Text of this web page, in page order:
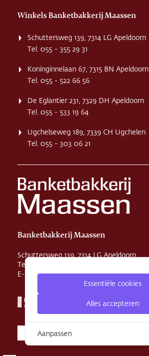
Winkels Banketbakkerij Maassen
Schuttersweg 139, 7314 LG Apeldoorn
Tel. 055 - 355 29 31
Koninginnelaan 67, 7315 BN Apeldoorn
Tel. 055 - 522 66 56
De Eglantier 231, 7329 DH Apeldoorn
Tel. 055 - 533 19 64
Ugchelseweg 189, 7339 CH Ugchelen
Tel. 055 - 303 06 21
Banketbakkerij Maassen
Schuttersweg 139, 7314 LG Apeldoorn
Tel. 055 - 355 29 31
E-mailinfo@maassenbanket.nl
Essentiële cookies
Alles accepteren
Aanpassen